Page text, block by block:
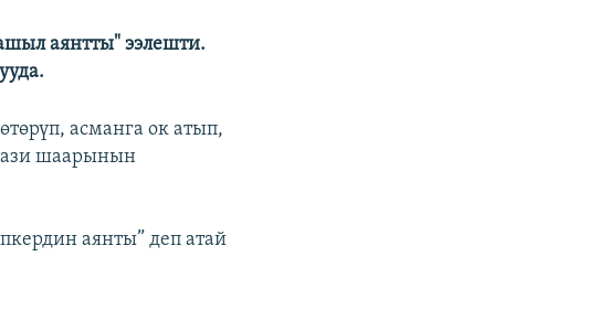
аянтты" ээлешти.
асманга ок атып,
шаарынын
аянты” деп атай